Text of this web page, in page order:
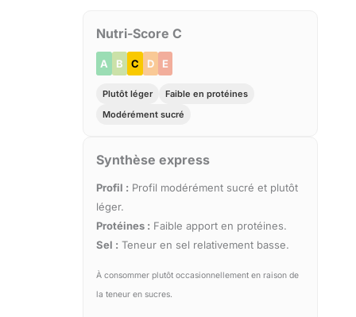
Nutri-Score C
A B C D E
Plutôt léger
Faible en protéines
Modérément sucré
Synthèse express
Profil : Profil modérément sucré et plutôt
léger.
Protéines : Faible apport en protéines.
Sel : Teneur en sel relativement basse.
À consommer plutôt occasionnellement en raison de
la teneur en sucres.